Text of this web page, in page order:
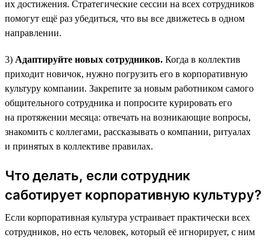
их достижения. Стратегические сессии на всех сотрудников
помогут ещё раз убедиться, что вы все движетесь в одном
направлении.
3) Адаптируйте новых сотрудников. Когда в коллектив
приходит новичок, нужно погрузить его в корпоративную
культуру компании. Закрепите за новым работником самого
общительного сотрудника и попросите курировать его
на протяжении месяца: отвечать на возникающие вопросы,
знакомить с коллегами, рассказывать о компании, ритуалах
и принятых в коллективе правилах.
Что делать, если сотрудник
саботирует корпоративную культуру?
Если корпоративная культура устраивает практически всех
сотрудников, но есть человек, который её игнорирует, с ним